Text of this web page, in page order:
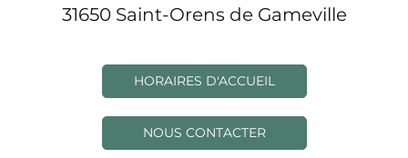
31650 Saint-Orens de Gameville
HORAIRES D'ACCUEIL
NOUS CONTACTER